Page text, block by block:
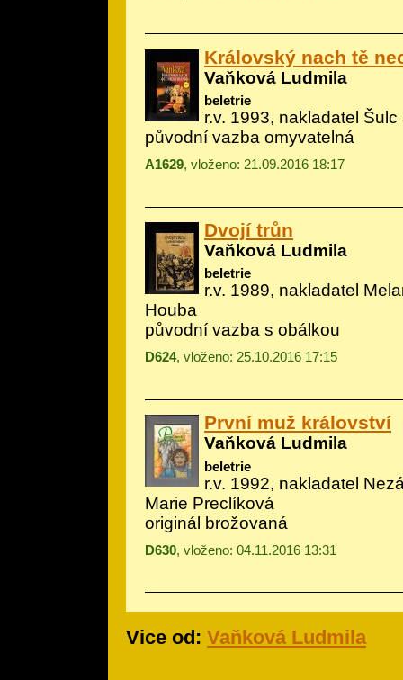
Královský nach tě
Vaňková Ludmila
beletrie
r.v. 1993, nakladatel Šulc
původní vazba omyvatelná
A1629, vloženo: 21.09.2016 18:17
Dvojí trůn
Vaňková Ludmila
beletrie
r.v. 1989, nakladatel
Houba
původní vazba s obálkou
D624, vloženo: 25.10.2016 17:15
První muž království
Vaňková Ludmila
beletrie
r.v. 1992, nakladatel
Marie Preclíková
originál brožovaná
D630, vloženo: 04.11.2016 13:31
Vice od: Vaňková Ludmila